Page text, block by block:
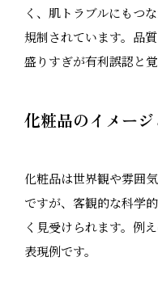
く、肌トラブルにもつ
規制されています。品
盛りすぎが有利誤認と
化粧品のイメー
化粧品は世界観や雰囲
ですが、客観的な科学
く見受けられます。例
表現例です。